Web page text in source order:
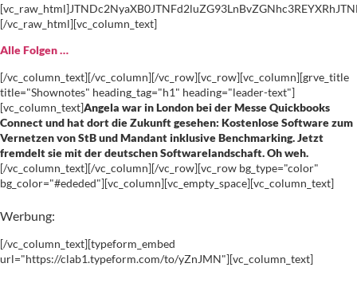
[/vc_raw_html][vc_column_text]
Alle Folgen …
[/vc_column_text][/vc_column][/vc_row][vc_row][vc_column][grve_title
title="Shownotes" heading_tag="h1" heading="leader-text"]
[vc_column_text]Angela war in London bei der Messe Quickbooks
Connect und hat dort die Zukunft gesehen: Kostenlose Software zum
Vernetzen von StB und Mandant inklusive Benchmarking. Jetzt
fremdelt sie mit der deutschen Softwarelandschaft. Oh weh.
[/vc_column_text][/vc_column][/vc_row][vc_row bg_type="color"
bg_color="#ededed"][vc_column][vc_empty_space][vc_column_text]
Werbung:
[/vc_column_text][typeform_embed
url="https://clab1.typeform.com/to/yZnJMN"][vc_column_text]